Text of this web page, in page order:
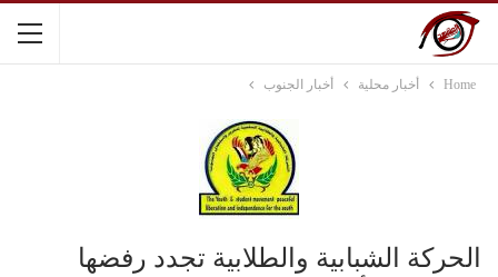
Home أخبار محلية أخبار الجنوب
الحركة الشبابية والطلابية تجدد رفضها